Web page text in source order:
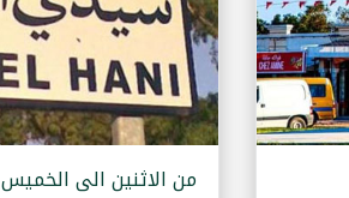
من الاثنين الى الخميس